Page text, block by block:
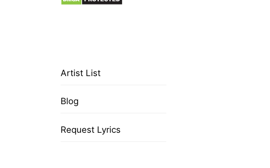
Artist List
Blog
Request Lyrics